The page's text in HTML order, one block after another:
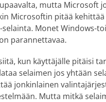
mutta Microsoft
Microsoftin pitää
Monet Windows-
parannettavaa.
kun käyttäjälle pitäisi
selaimen jos yhtään
jonkinlainen
Mutta mitkä